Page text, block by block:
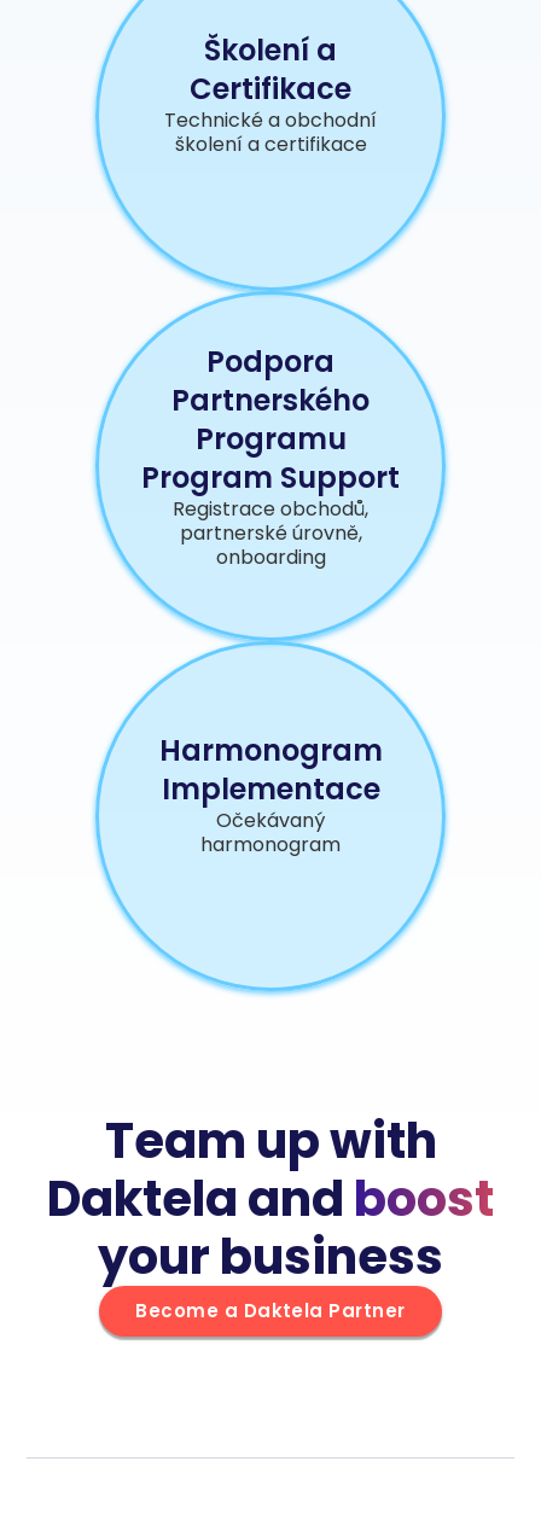
Školení a
Certifikace
Technické a obchodní
školení a certifikace
Podpora
Partnerského
Programu
Program Support
Registrace obchodů,
partnerské úrovně,
onboarding
Harmonogram
Implementace
Očekávaný
harmonogram
Team up with
Daktela and boost
your business
Become a Daktela Partner